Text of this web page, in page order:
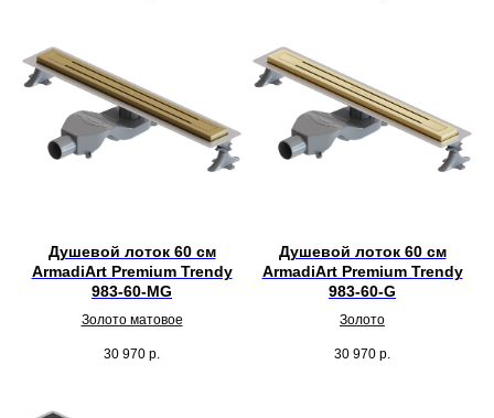
Душевой лоток 60 см
ArmadiArt Premium Trendy
983-60-MG
Золото матовое
30 970 р.
Душевой лоток 60 см
ArmadiArt Premium Trendy
983-60-G
Золото
30 970 р.